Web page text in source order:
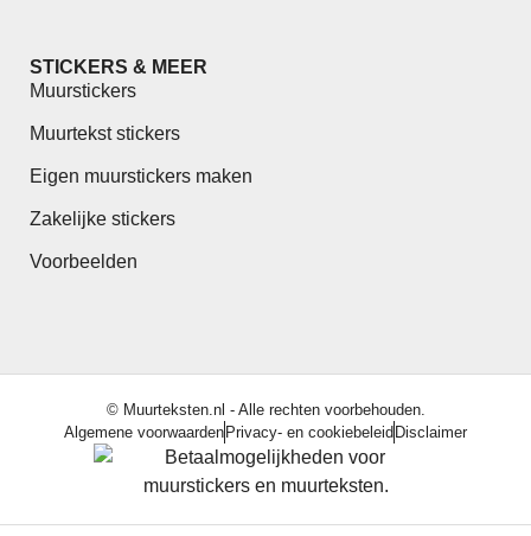
STICKERS & MEER
Muurstickers
Muurtekst stickers
Eigen muurstickers maken
Zakelijke stickers
Voorbeelden
© Muurteksten.nl - Alle rechten voorbehouden.
Algemene voorwaarden Privacy- en cookiebeleid Disclaimer